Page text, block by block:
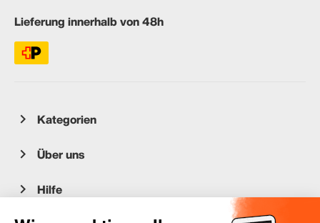
Lieferung innerhalb von 48h
Kategorien
Über uns
Hilfe